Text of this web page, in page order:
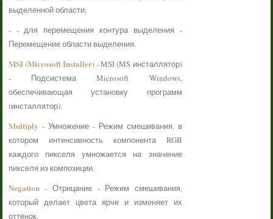
выделенной области;
- - для перемещения контура выделения -
Перемещение области выделения.
MSI (Microsoft Installer)- MSI (MS инсталлятор)
- Подсистема Microsoft Windows,
обеспечивающая установку программ
(инсталлятор).
Multiply - Умножение - Режим смешивания, в
котором интенсивность компонента RGB
каждого пикселя умножается на значение
пикселя из композиции.
Negation- Отрицание - Режим смешивания,
который делает цвета ярче и изменяет их
оттенок.